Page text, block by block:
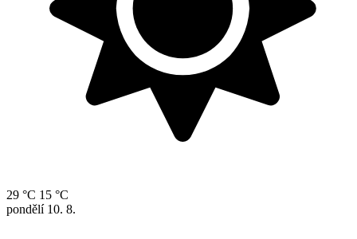
29 °C 15 °C
pondělí 10. 8.